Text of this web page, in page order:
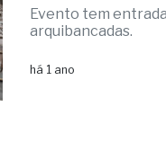
Evento tem
arquibancadas.
há 1 ano